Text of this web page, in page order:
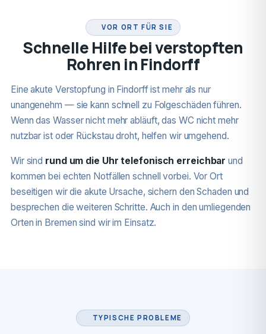
VOR ORT FÜR SIE
Schnelle Hilfe bei verstopften
Rohren in Findorff
Eine akute Verstopfung in Findorff ist mehr als nur
unangenehm — sie kann schnell zu Folgeschäden führen.
Wenn das Wasser nicht mehr abläuft, das WC nicht mehr
nutzbar ist oder Rückstau droht, helfen wir umgehend.
Wir sind rund um die Uhr telefonisch erreichbar und
kommen bei echten Notfällen schnell vorbei. Vor Ort
beseitigen wir die akute Ursache, sichern den Schaden und
besprechen die weiteren Schritte. Auch in den umliegenden
Orten in Bremen sind wir im Einsatz.
TYPISCHE PROBLEME